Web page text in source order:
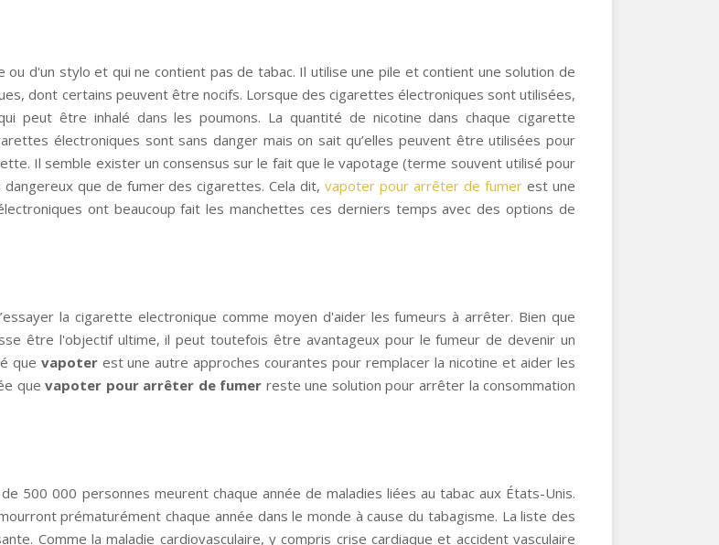
ou d'un stylo et qui ne contient pas de tabac. Il utilise une pile et contient une solution de
dont certains peuvent être nocifs. Lorsque des cigarettes électroniques sont utilisées,
peut être inhalé dans les poumons. La quantité de nicotine dans chaque cigarette
électroniques sont sans danger mais on sait qu’elles peuvent être utilisées pour
Il semble exister un consensus sur le fait que le vapotage (terme souvent utilisé pour
que de fumer des cigarettes. Cela dit,vapoter pour arrêter de fumer est une
ont beaucoup fait les manchettes ces derniers temps avec des options de
la cigarette electronique comme moyen d'aider les fumeurs à arrêter. Bien que
être l'objectif ultime, il peut toutefois être avantageux pour le fumeur de devenir un
que vapoterest une autre approches courantes pour remplacer la nicotine et aider les
quevapoter pour arrêter de fumer reste une solution pour arrêter la consommation
500 000 personnes meurent chaque année de maladies liées au tabac aux États-Unis.
prématurément chaque année dans le monde à cause du tabagisme. La liste des
Comme la maladie cardiovasculaire, y compris crise cardiaque et accident vasculaire